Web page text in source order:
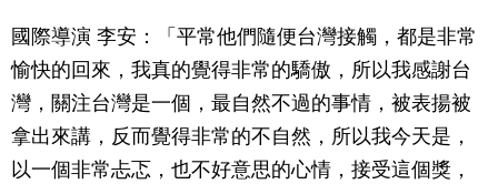
國際導演 李安：「平常他們隨便台灣接觸，都是非常
愉快的回來，我真的覺得非常的驕傲，所以我感謝台
灣，關注台灣是一個，最自然不過的事情，被表揚被
拿出來講，反而覺得非常的不自然，所以我今天是，
以一個非常忐忑，也不好意思的心情，接受這個獎，